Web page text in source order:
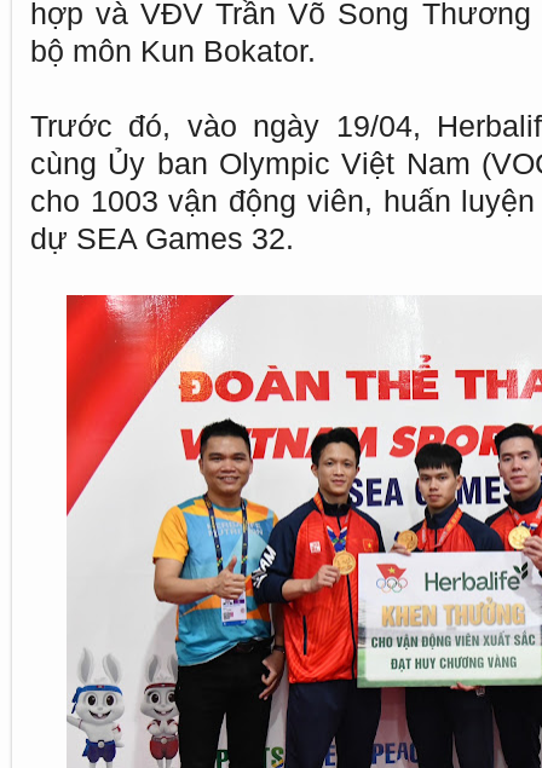
hợp và VĐV Trần Võ Song
bộ môn Kun Bokator.
Trước đó, vào ngày 19/04,
cùng Ủy ban Olympic Việt Nam
cho 1003 vận động viên, huấn
dự SEA Games 32.